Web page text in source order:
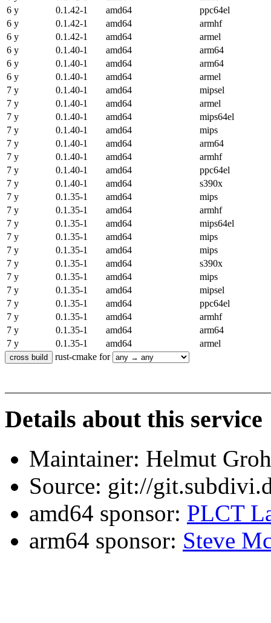
6 y
0.1.42-1 amd64
ppc64el
6 y
0.1.42-1 amd64
armhf
6 y
0.1.42-1 amd64
armel
6 y
0.1.40-1 amd64
arm64
6 y
0.1.40-1 amd64
arm64
6 y
0.1.40-1 amd64
armel
7 y
0.1.40-1 amd64
mipsel
7 y
0.1.40-1 amd64
armel
7 y
0.1.40-1 amd64
mips64el
7 y
0.1.40-1 amd64
mips
7 y
0.1.40-1 amd64
arm64
7 y
0.1.40-1 amd64
armhf
7 y
0.1.40-1 amd64
ppc64el
7 y
0.1.40-1 amd64
s390x
7 y
0.1.35-1 amd64
mips
7 y
0.1.35-1 amd64
armhf
7 y
0.1.35-1 amd64
mips64el
7 y
0.1.35-1 amd64
mips
7 y
0.1.35-1 amd64
mips
7 y
0.1.35-1 amd64
s390x
7 y
0.1.35-1 amd64
mips
7 y
0.1.35-1 amd64
mipsel
7 y
0.1.35-1 amd64
ppc64el
7 y
0.1.35-1 amd64
armhf
7 y
0.1.35-1 amd64
arm64
7 y
0.1.35-1 amd64
armel
rust-cmake for
Details about this service
Maintainer: Helmut
Source: git://
amd64 sponsor: PLCT
arm64 sponsor: Steve